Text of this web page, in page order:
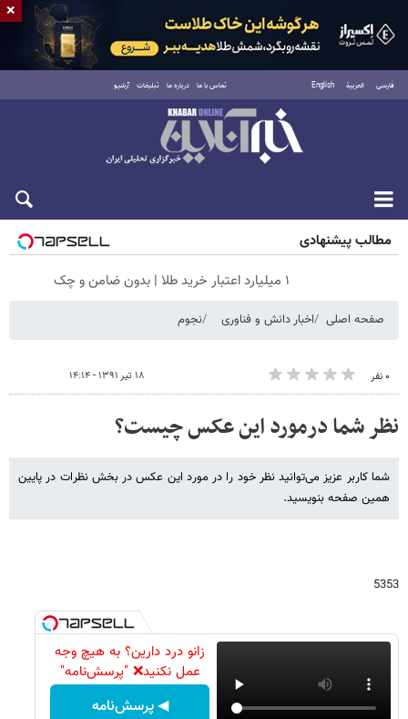
فارسی العربية English تماس با ما درباره ما تبلیغات آرشیو
پنجشنبه ۱۵ مرداد ۱۴۰۵
مطالب پیشنهادی
۱ میلیارد اعتبار خرید طلا | بدون ضامن و چک
صفحه اصلی اخبار دانش و فناوری نجوم
۰ نفر ۱۸ تیر ۱۳۹۱ - ۱۴:۱۴
نظر شما درمورد این عکس چیست؟
شما کاربر عزیز می‌توانید نظر خود را در مورد این عکس در بخش نظرات در پایین
همین صفحه بنویسید.
5353
زانو درد دارین؟ به هیچ وجه
عمل نکنید❌ "پرسش‌نامه"
◀ پرسش‌نامه
×